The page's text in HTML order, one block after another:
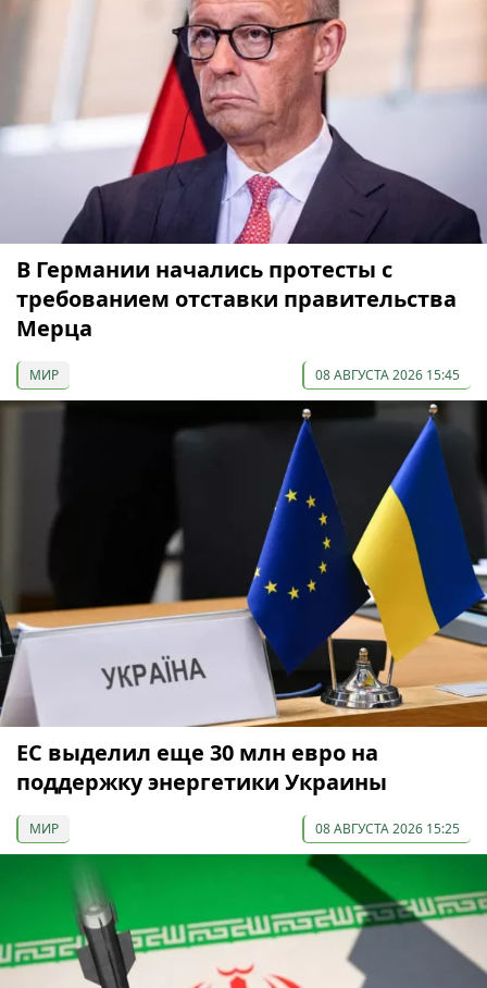
В Германии начались протесты с
требованием отставки правительства
Мерца
МИР 08 АВГУСТА 2026 15:45
ЕС выделил еще 30 млн евро на
поддержку энергетики Украины
МИР 08 АВГУСТА 2026 15:25